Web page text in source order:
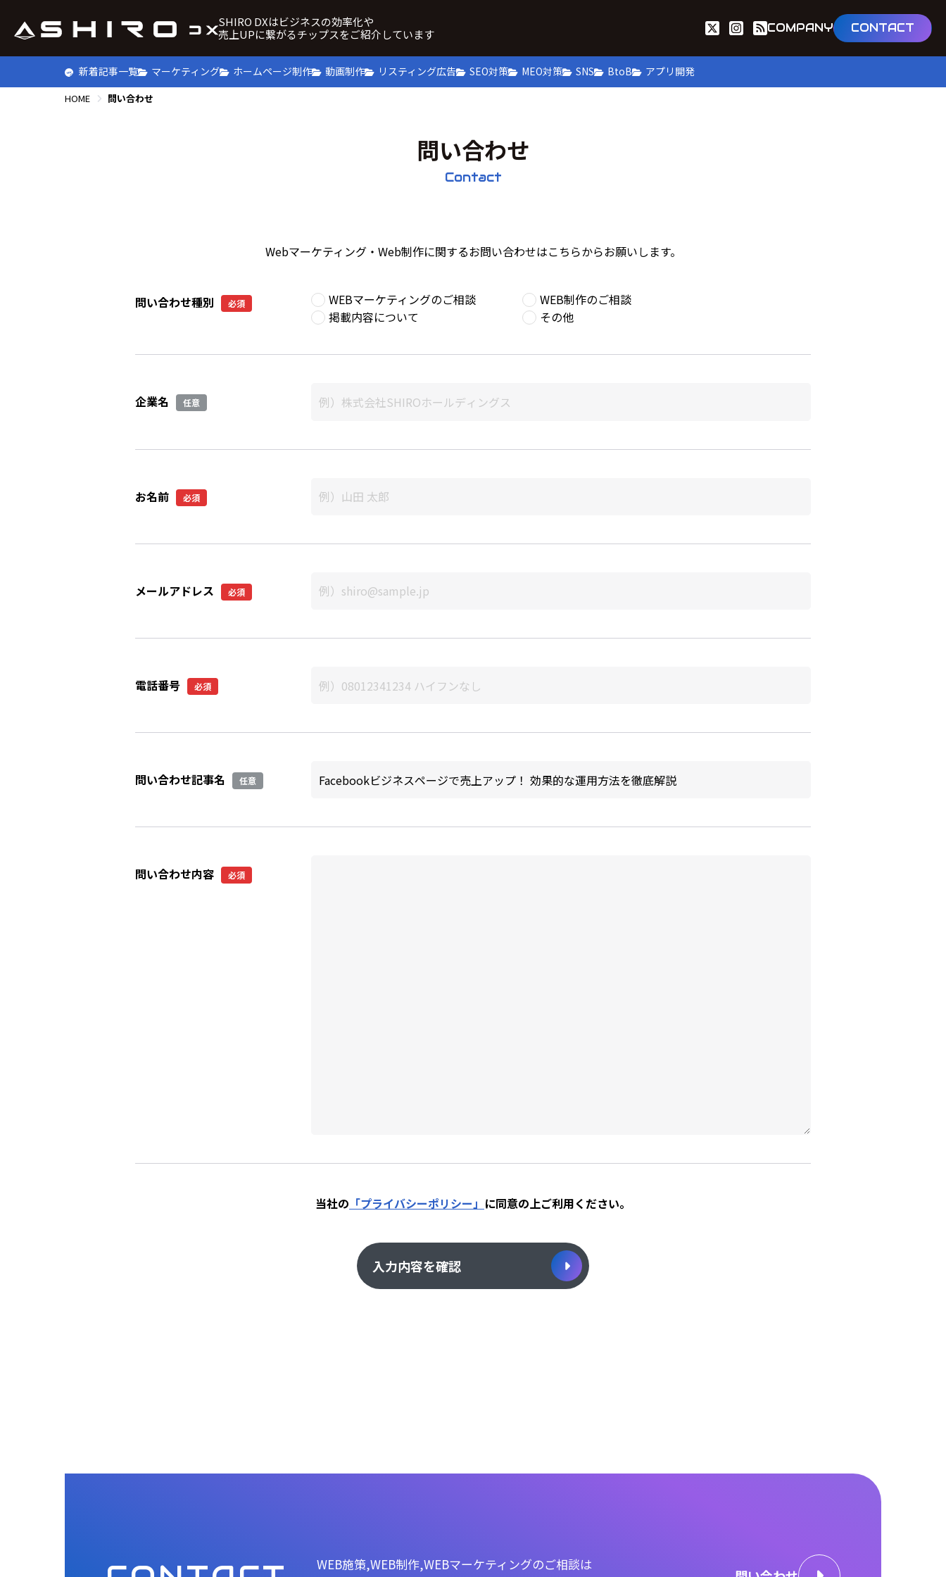
SHIRO DXはビジネスの効率化や
売上UPに繋がるチップスをご紹介しています
COMPANY CONTACT
新着記事一覧 マーケティング ホームページ制作 動画制作 リスティング広告 SEO対策 MEO対策 SNS BtoB アプリ開発
HOME 問い合わせ
問い合わせ
Contact
Webマーケティング・Web制作に関するお問い合わせはこちらからお願いします。
問い合わせ種別 必須 WEBマーケティングのご相談
WEB制作のご相談
掲載内容について
その他
企業名 任意
お名前 必須
メールアドレス 必須
電話番号 必須
問い合わせ記事名 任意
問い合わせ内容 必須
当社の 「プライバシーポリシー」 に同意の上ご利用ください。
入力内容を確認
WEB施策,WEB制作,WEBマーケティングのご相談は